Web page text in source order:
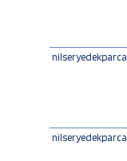
nilseryedekparca
nilseryedekparca